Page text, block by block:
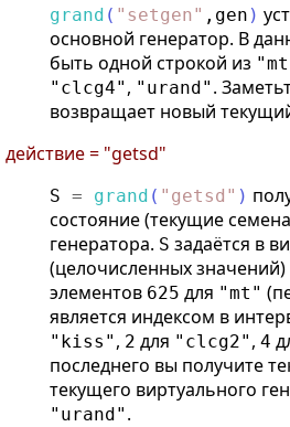
grand ( " setgen" , gen )
основной генератор. В
быть одной строкой из
"clcg4" , "urand" .
возвращает новый
действие = "getsd"
S = grand ( " getsd " )
состояние (текущие
генератора. S задаётся в
(целочисленных значений)
элементов 625 для "mt"
является индексом в
"kiss" , 2 для "clcg2" , 4
последнего вы получите
текущего виртуального
"urand" .